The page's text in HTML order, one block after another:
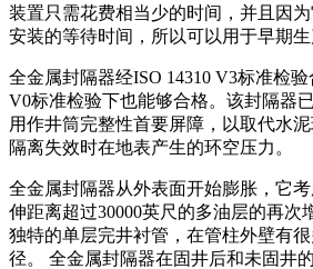
装置只需花费相当少的时间，并且因
安装的等待时间，所以可以用于早期生
全金属封隔器经ISO 14310 V3标准检
V0标准检验下也能够合格。该封隔器
用作井筒完整性首要屏障，以取代水
隔离失效时在地表产生的环空压力。
全金属封隔器从外表面开始膨胀，它
伸距离超过30000英尺的多油层的再次
独特的单层完井衬管，在管柱外壁有
径。 全金属封隔器在固井后和未固井